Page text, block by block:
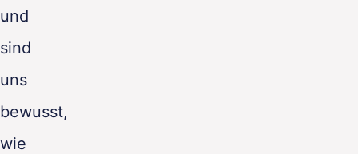
und
sind
uns
bewusst,
wie